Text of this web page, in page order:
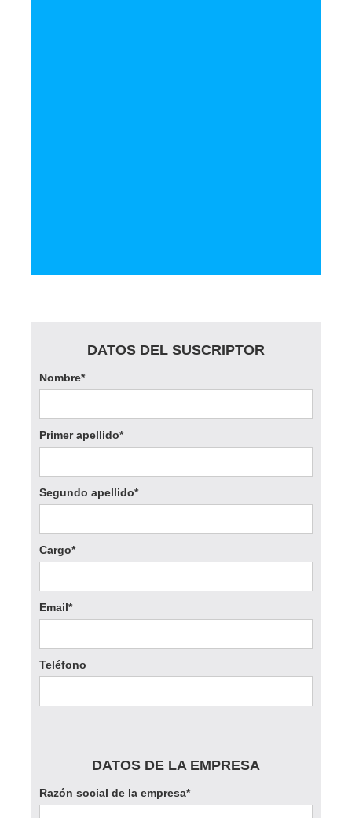
DATOS DEL SUSCRIPTOR
Nombre*
Primer apellido*
Segundo apellido*
Cargo*
Email*
Teléfono
DATOS DE LA EMPRESA
Razón social de la empresa*